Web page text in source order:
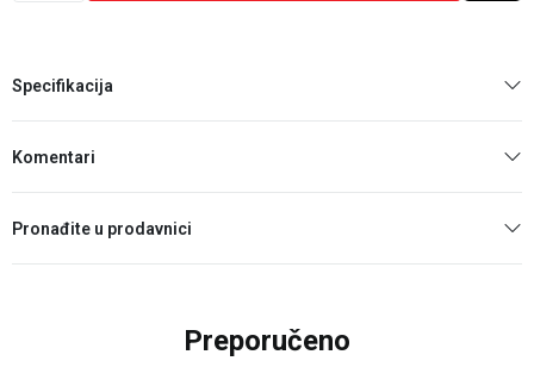
Specifikacija
Komentari
Pronađite u prodavnici
Preporučeno